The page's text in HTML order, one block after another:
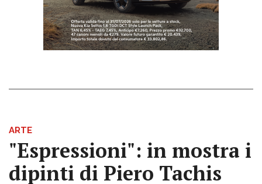
ARTE
"Espressioni": in mostra i
dipinti di Piero Tachis